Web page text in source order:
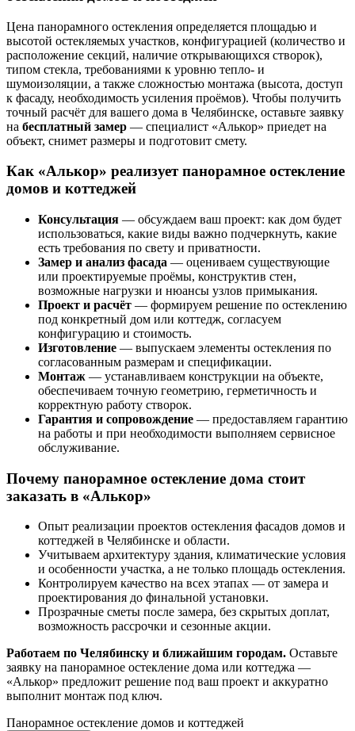
Цена панорамного остекления определяется площадью и
высотой остекляемых участков, конфигурацией (количество и
расположение секций, наличие открывающихся створок),
типом стекла, требованиями к уровню тепло- и
шумоизоляции, а также сложностью монтажа (высота, доступ
к фасаду, необходимость усиления проёмов). Чтобы получить
точный расчёт для вашего дома в Челябинске, оставьте заявку
на бесплатный замер — специалист «Алькор» приедет на
объект, снимет размеры и подготовит смету.
Как «Алькор» реализует панорамное остекление
домов и коттеджей
Консультация — обсуждаем ваш проект: как дом будет
использоваться, какие виды важно подчеркнуть, какие
есть требования по свету и приватности.
Замер и анализ фасада — оцениваем существующие
или проектируемые проёмы, конструктив стен,
возможные нагрузки и нюансы узлов примыкания.
Проект и расчёт — формируем решение по остеклению
под конкретный дом или коттедж, согласуем
конфигурацию и стоимость.
Изготовление — выпускаем элементы остекления по
согласованным размерам и спецификации.
Монтаж — устанавливаем конструкции на объекте,
обеспечиваем точную геометрию, герметичность и
корректную работу створок.
Гарантия и сопровождение — предоставляем гарантию
на работы и при необходимости выполняем сервисное
обслуживание.
Почему панорамное остекление дома стоит
заказать в «Алькор»
Опыт реализации проектов остекления фасадов домов и
коттеджей в Челябинске и области.
Учитываем архитектуру здания, климатические условия
и особенности участка, а не только площадь остекления.
Контролируем качество на всех этапах — от замера и
проектирования до финальной установки.
Прозрачные сметы после замера, без скрытых доплат,
возможность рассрочки и сезонные акции.
Работаем по Челябинску и ближайшим городам. Оставьте
заявку на панорамное остекление дома или коттеджа —
«Алькор» предложит решение под ваш проект и аккуратно
выполнит монтаж под ключ.
Панорамное остекление домов и коттеджей